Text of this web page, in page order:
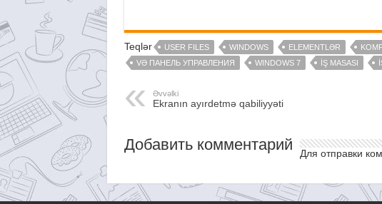
Teqlər USER FILES WINDOWS ELEMENTLƏR
VƏ ПАНЕЛЬ УПРАВЛЕНИЯ
WINDOWS 7 İŞ MASASI
Əvvəlki
Ekranın ayırdetmə qabiliyyəti
Добавить комментарий Для отправки